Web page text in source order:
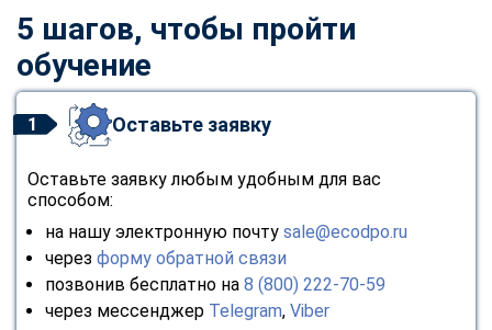
5 шагов, чтобы пройти
обучение
1 Оставьте заявку
Оставьте заявку любым удобным для вас
способом:
на нашу электронную почту sale@ecodpo.ru
через форму обратной связи
позвонив бесплатно на 8 (800) 222-70-59
через мессенджер Telegram, Viber